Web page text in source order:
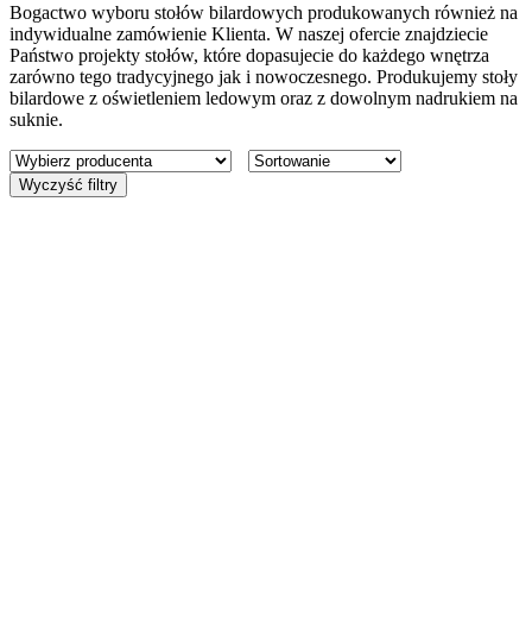
Bogactwo wyboru stołów bilardowych produkowanych również na
indywidualne zamówienie Klienta. W naszej ofercie znajdziecie
Państwo projekty stołów, które dopasujecie do każdego wnętrza
zarówno tego tradycyjnego jak i nowoczesnego. Produkujemy stoły
bilardowe z oświetleniem ledowym oraz z dowolnym nadrukiem na
suknie.
Wyczyść filtry